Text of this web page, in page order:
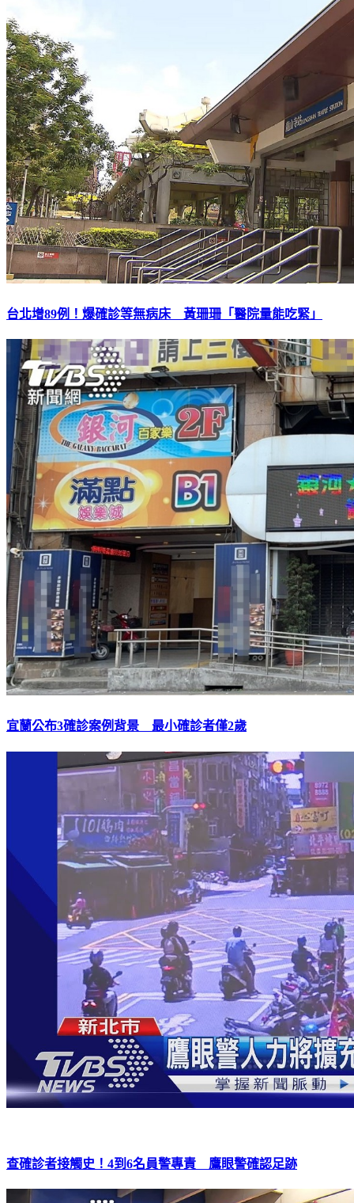
台北增89例！爆確診等無病床 黃珊珊「醫院量能吃緊」
宜蘭公布3確診案例背景 最小確診者僅2歲
查確診者接觸史！4到6名員警專責 鷹眼警確認足跡